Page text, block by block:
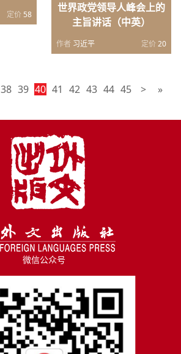
定价 58
世界政党领导人峰会上的
主旨讲话（中英）
作者 习近平 定价20
38 39 40 41 42 43 44 45 > »
微信公众号